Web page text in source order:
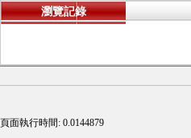
瀏覽記錄
頁面執行時間: 0.0144879